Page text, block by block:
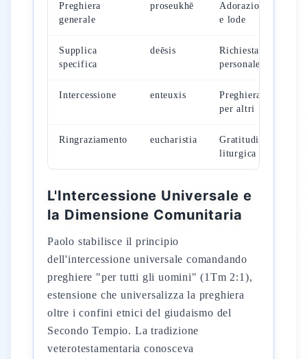
Preghiera
generale
proseukhē
Adorazione
e lode
Supplica
specifica
deēsis
Richiesta
personale
Intercessione enteuxis
Preghiera
per altri
Ringraziamento eucharistia
Gratitudine
liturgica
L'Intercessione Universale e
la Dimensione Comunitaria
Paolo stabilisce il principio
dell'intercessione universale comandando
preghiere "per tutti gli uomini" (1Tm 2:1),
estensione che universalizza la preghiera
oltre i confini etnici del giudaismo del
Secondo Tempio. La tradizione
veterotestamentaria conosceva